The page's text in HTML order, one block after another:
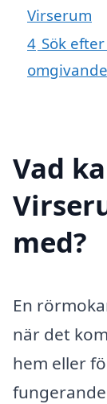
Virserum
4 Sök
Vad
med?
En
när det
hem eller